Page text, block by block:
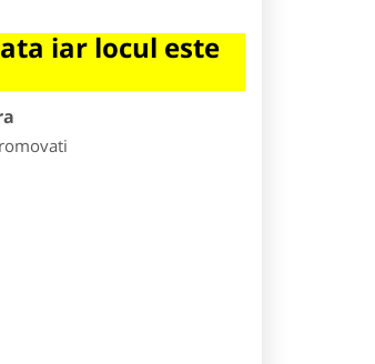
iar locul este